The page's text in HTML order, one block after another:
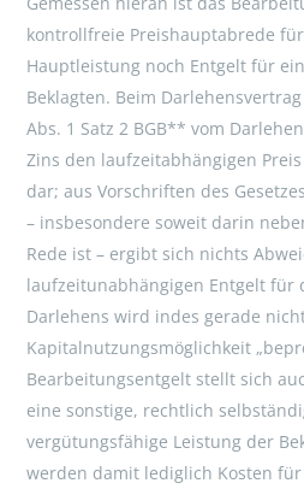
kontrollfreie Preishauptabrede
Hauptleistung noch Entgelt für
Beklagten. Beim
Abs. 1 Satz 2 BGB** vom
Zins den laufzeitabhängigen
dar; aus Vorschriften des
– insbesondere soweit darin
Rede ist – ergibt sich nichts
laufzeitunabhängigen Entgelt für
Darlehens wird indes gerade
Kapitalnutzungsmöglichkeit
Bearbeitungsentgelt stellt sich
eine sonstige, rechtlich
vergütungsfähige Leistung der
werden damit lediglich Kosten